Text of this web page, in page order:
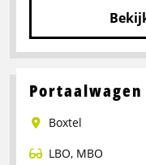
Lees
over
CE Boxtel
LBO, MBO